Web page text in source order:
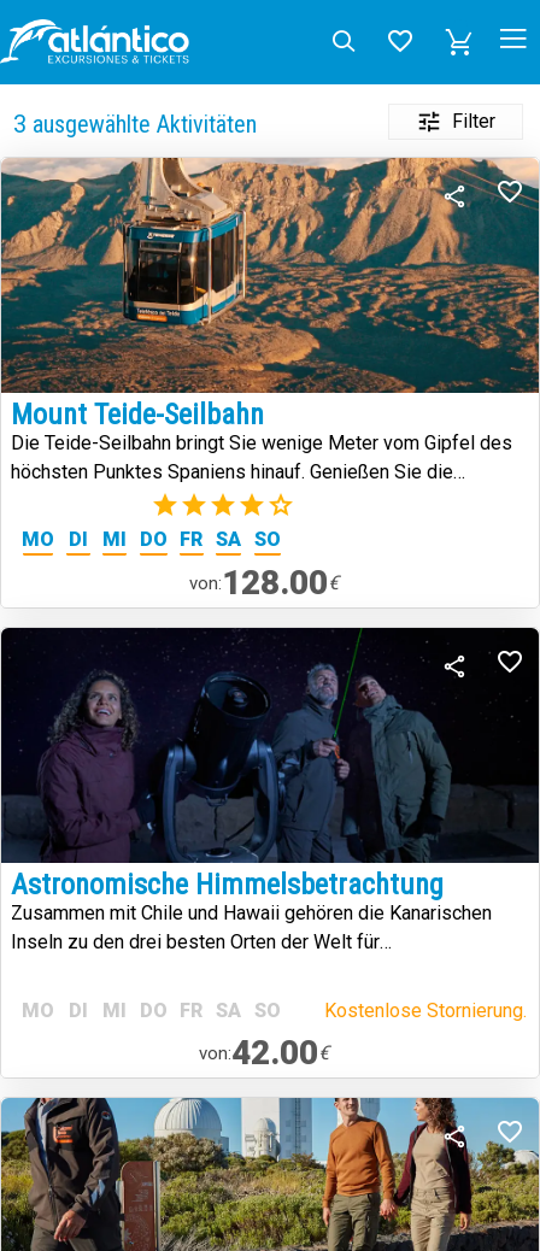
3 ausgewählte Aktivitäten Filter
Mount Teide-Seilbahn
Die Teide-Seilbahn bringt Sie wenige Meter vom Gipfel des
höchsten Punktes Spaniens hinauf. Genießen Sie die
Unermesslichkeit der Landschaft.
(8)
MO DI MI DO FR SA SO
von:128.00€
Astronomische Himmelsbetrachtung
Zusammen mit Chile und Hawaii gehören die Kanarischen
Inseln zu den drei besten Orten der Welt für
MO
DI MI DO FR SA SO Kostenlose Stornierung.
von:42.00€